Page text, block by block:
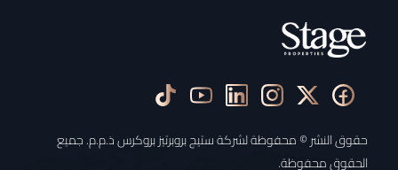
حقوق النشر © محفوظة لشركة ستيج بروبرتيز بروكرس ذ.م.م. جميع
الحقوق محفوظة.